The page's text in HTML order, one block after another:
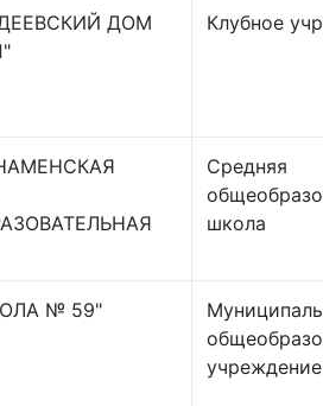
ДОМ
Клубное
Средняя
школа
№ 59"
учреждение